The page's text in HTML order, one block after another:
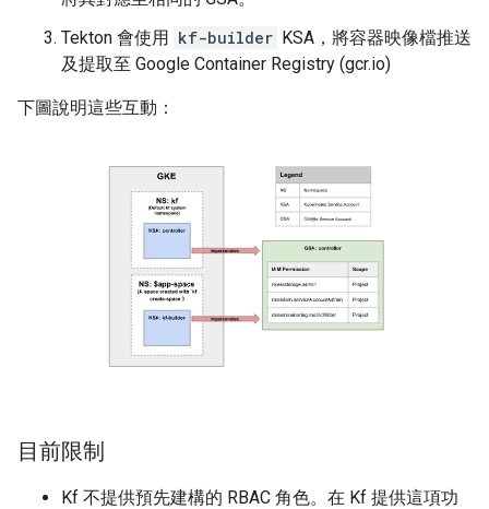
Tekton 會使用 kf-builder KSA，將容器映像檔推送
及提取至 Google Container Registry (gcr.io)
下圖說明這些互動：
目前限制
Kf 不提供預先建構的 RBAC 角色。在 Kf 提供這項功